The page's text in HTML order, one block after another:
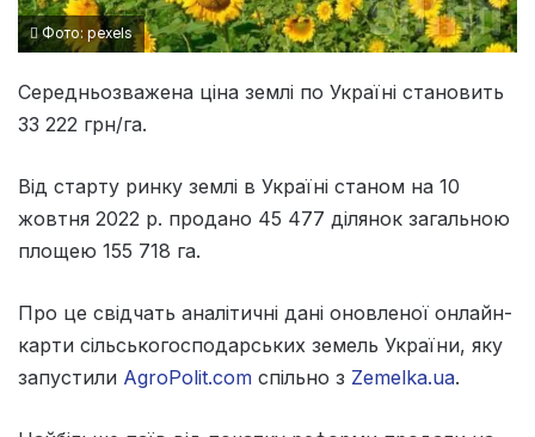
Фото: pexels
Середньозважена ціна землі по Україні становить
33 222 грн/га.
Від старту ринку землі в Україні станом на 10
жовтня 2022 р. продано 45 477 ділянок загальною
площею 155 718 га.
Про це свідчать аналітичні дані оновленої онлайн-
карти сільськогосподарських земель України, яку
запустили AgroPolit.com спільно з Zemelka.ua.